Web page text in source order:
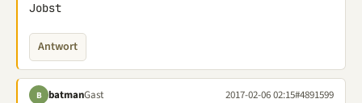
Jobst
Antwort
B batmanGast 2017-02-06 02:15#4891599